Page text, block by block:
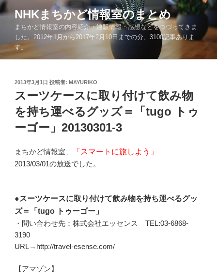
コ
ン
ツ
NHKまちかど情報室のまとめ
まちかど情報室の内容紹介・通販情報・感想などをつづってきま
した。2012年1月から2017年2月10日までの分、3100記事ありま
す。
投
稿
日:
2013年3月1日 投稿者: MAYURIKO
スーツケースに取り付けて飲み物
を持ち運べるグッズ＝「tugo トゥ
ーゴー」20130301-3
まちかど情報室、
「スマートに旅しよう」
2013/03/01の放送でした。
●スーツケースに取り付けて飲み物を持ち運べるグッ
ズ＝「tugo トゥーゴー」
・問い合わせ先：株式会社エッセンス TEL:03-6868-
3190
URL→http://travel-esense.com/
【アマゾン】